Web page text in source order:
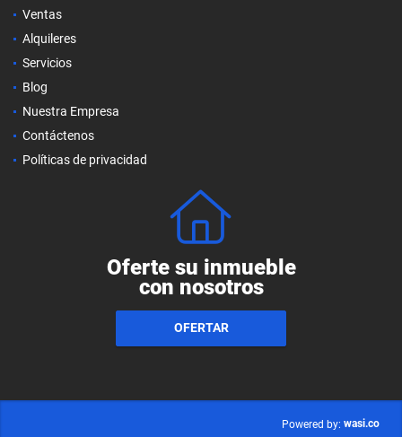
Ventas
Alquileres
Servicios
Blog
Nuestra Empresa
Contáctenos
Políticas de privacidad
Oferte su inmueble
con nosotros
OFERTAR
Powered by: wasi.co